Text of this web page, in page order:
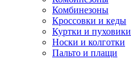
Комбинезоны
Кроссовки и кеды
Куртки и пуховики
Носки и колготки
Пальто и плащи